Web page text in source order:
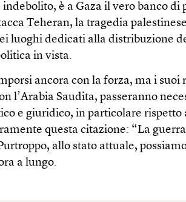
è a Gaza il vero banco di
Teheran, la tragedia
luoghi dedicati alla distribuzione
in vista.
ancora con la forza, ma i suoi
l’Arabia Saudita, passeranno
e giuridico, in particolare
questa citazione: “La
allo stato attuale,
a lungo.